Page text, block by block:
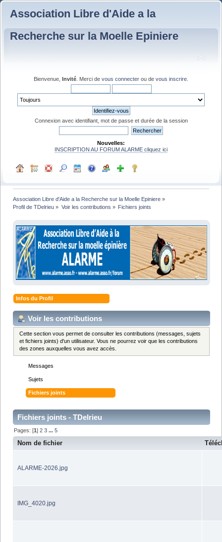
Association Libre d'Aide a la
Recherche sur la Moelle Epiniere
Bienvenue, Invité . Merci de vous connecter ou de vous inscrire
Connexion avec identifiant, mot de passe et durée de la session
Nouvelles:
INSCRIPTION AU FORUM ALARME cliquez ici
Association Libre d'Aide a la Recherche sur la Moelle Epiniere »
Profil de TDelrieu » Voir les contributions » Fichiers joints
Infos du Profil
Voir les contributions
Cette section vous permet de consulter les contributions (messages, sujets
et fichiers joints) d'un utilisateur. Vous ne pourrez voir que les contributions
des zones auxquelles vous avez accès.
Messages
Sujets
Fichiers joints
Fichiers joints - TDelrieu
Pages: [1]2 3 ...5
Nom de fichier
ALARME-2026.jpg
IMG_4020.jpg